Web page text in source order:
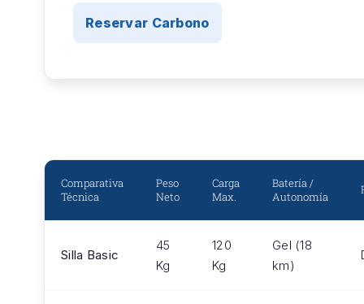
Reservar Carbono
Comparativa
Técnica
Peso
Neto
Carga
Max.
Batería /
Autonomía
Silla Basic
45
Kg
120
Kg
Gel (18
km)